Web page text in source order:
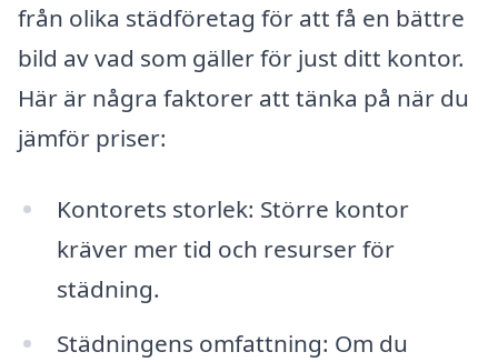
från olika städföretag för att få en bättre
bild av vad som gäller för just ditt kontor.
Här är några faktorer att tänka på när du
jämför priser:
Kontorets storlek: Större kontor
kräver mer tid och resurser för
städning.
Städningens omfattning: Om du